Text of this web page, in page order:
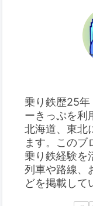
乗り鉄歴25年
ーきっぷを利
北海道、東北
ます。このブ
乗り鉄経験を
列車や路線、
どを掲載して